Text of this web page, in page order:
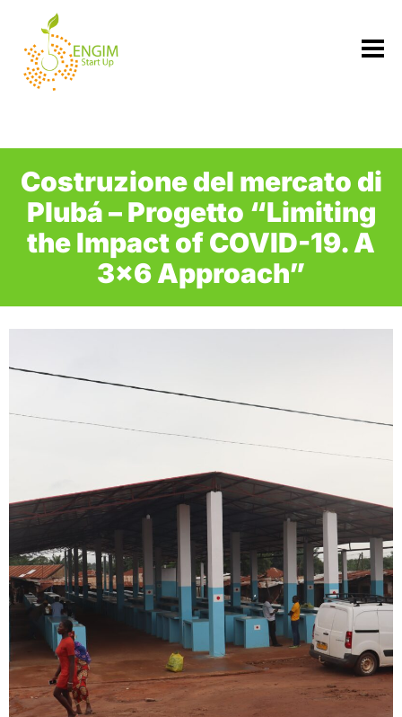
contenuto
Costruzione del mercato di
Plubá – Progetto “Limiting
the Impact of COVID-19. A
3×6 Approach”